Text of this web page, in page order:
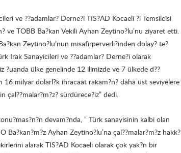
ve ??adamlar? Derne?i TIS?AD Kocaeli ?l Temsilcisi
ve TOBB Ba?kan Vekili Ayhan Zeytino?lu’nu ziyaret etti.
Zeytino?lu’nun misafirperverli?inden dolay? te?
Irak Sanayicileri ve ??adamlar? Derne?i olarak
?uanda ülke genelinde 12 ilimizde ve 7 ülkede d??
16 milyar dolarl?k ihracaat rakam?n? daha üst seviyelere
çal??malar?m?z? sürdürece?iz” dedi.
devam?nda, “ Türk sanayisinin kalbi olan
Ba?kan?m?z Ayhan Zeytino?lu’na çal??malar?m?z hakk?
alarak TIS?AD Kocaeli olarak çok yak?n bir